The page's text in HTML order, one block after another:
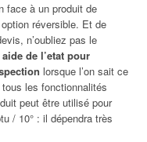
face à un produit de
réversible. Et de
n’oubliez pas le
de l’etat pour
lorsque l’on sait ce
les fonctionnalités
peut être utilisé pour
/ 10° : il dépendra très